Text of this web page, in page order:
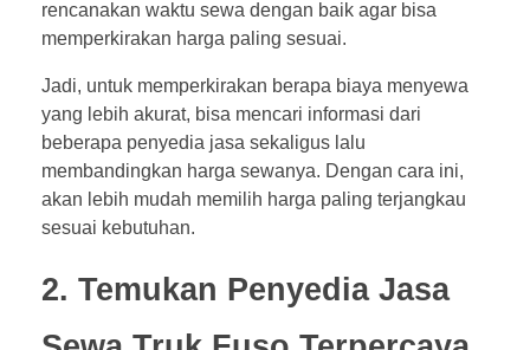
rencanakan waktu sewa dengan baik agar bisa
memperkirakan harga paling sesuai.
Jadi, untuk memperkirakan berapa biaya menyewa
yang lebih akurat, bisa mencari informasi dari
beberapa penyedia jasa sekaligus lalu
membandingkan harga sewanya. Dengan cara ini,
akan lebih mudah memilih harga paling terjangkau
sesuai kebutuhan.
2. Temukan Penyedia Jasa